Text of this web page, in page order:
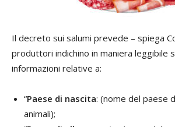
Il decreto sui salumi prevede – spiega
produttori indichino in maniera leggibile
informazioni relative a:
“Paese di nascita: (nome del paese
animali);